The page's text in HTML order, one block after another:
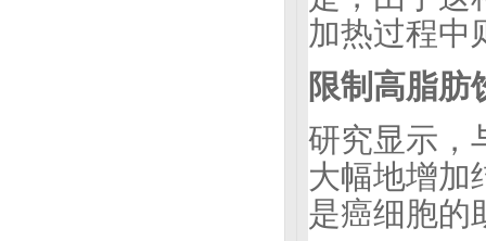
加热过程中
限制高脂肪
研究显示，
大幅地增加
是癌细胞的